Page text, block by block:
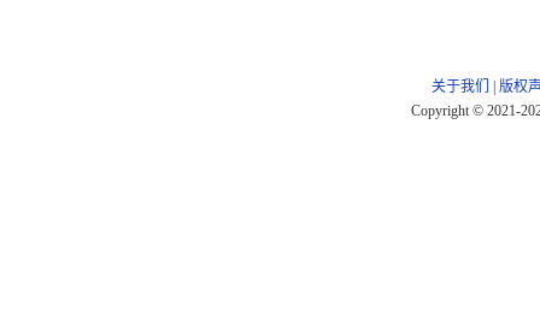
关于我们
版权
Copyright © 2021-